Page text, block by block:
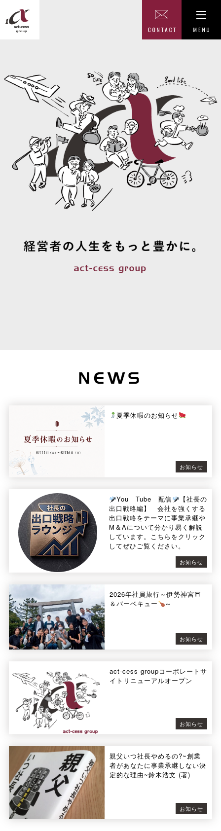
夏季休暇のお知らせ
お知らせ
You Tube 配信
【社長の
出口戦略編】 会社を強くする
出口戦略をテーマに事業承継や
M＆Aについて分かり易く解説
しています。こちらをクリック
してぜひご覧ください。
お知らせ
2026年社員旅行～伊勢神宮⛩
＆バーベキュー
～
お知らせ
act-cess groupコーポレートサ
イトリニューアルオープン
お知らせ
親父いつ社長やめるの?~創業
者があなたに事業承継しない決
定的な理由~鈴木浩文 (著)
お知らせ